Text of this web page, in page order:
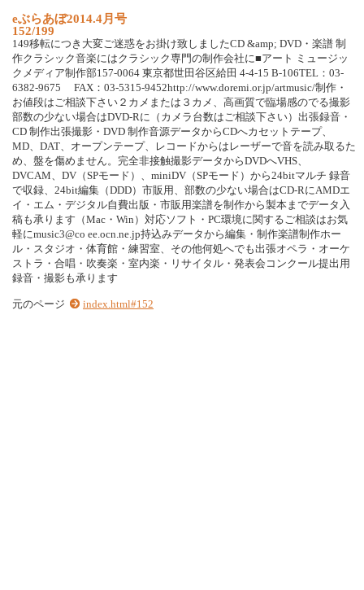
eぶらあぼ2014.4月 号
152/199
149移転につ き 大変ご迷惑をお掛け致 し ま し たCD &amp; DVD ・ 楽譜 制
作ク ラ シ ッ ク音楽にはク ラ シ ッ ク専門の制 作会社に■アー ト ミ ュ ージ ッ
ク メディ ア制 作部157-0064 東京都世田 谷区給田 4-4-15 B-106TEL ： 03-
6382-9675 FAX ： 03-5315-9452http://www.doremi.or.jp/artmusic/制 作 ・
お値段はご相談 下 さ い ２ カ メ ま たは ３ カ メ 、 高画質で臨場感のでる撮影
部数の少ない場合はDVD-Rに （ カ メ ラ 台数はご相談 下 さ い） 出張録音 ・
CD 制 作出張撮影 ・ DVD 制 作音源データからCDへカ セ ッ ト テープ、
MD、 DAT、 オープンテープ、 レ コ ー ドから は レーザーで音を読み取 るた
め、 盤を傷め ま せん。 完全非接触撮影データからDVDへVHS、
DVCAM、 DV （SPモー ド ） 、 miniDV （SPモー ド ） から24bitマルチ 録音
で収録、 24bit編集 （DDD） 市販 用 、 部数の少ない場合はCD-RにAMDエ
イ ・ エム ・ デジタ ル自費出 版 ・ 市販 用楽譜を制 作から製本ま でデータ 入
稿も承り ま す （Mac ・ Win ） 対応ソ フ ト ・ PC環境に関するご相談はお気
軽にmusic3@co ee.ocn.ne.jp持込みデータから編集 ・ 制 作楽譜制 作ホー
ル ・ スタ ジオ ・ 体育館 ・ 練習室、 その他何処へでも出張オペラ ・ オーケ
ス ト ラ ・ 合唱 ・ 吹奏楽 ・ 室内楽 ・ リ サイ タ ル ・ 発表会 コ ンク ール提出 用
録音 ・ 撮影 も承り ま す
元のページ index.html#152